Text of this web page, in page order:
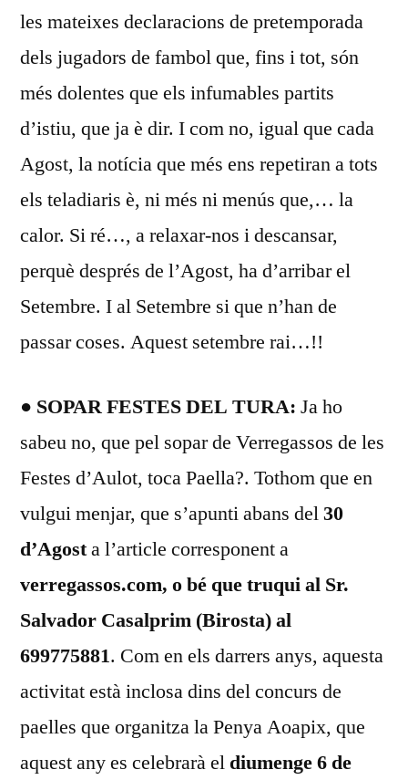
les mateixes declaracions de pretemporada
dels jugadors de fambol que, fins i tot, són
més dolentes que els infumables partits
d’istiu, que ja è dir. I com no, igual que cada
Agost, la notícia que més ens repetiran a tots
els teladiaris è, ni més ni menús que,… la
calor. Si ré…, a relaxar-nos i descansar,
perquè després de l’Agost, ha d’arribar el
Setembre. I al Setembre si que n’han de
passar coses. Aquest setembre rai…!!
● SOPAR FESTES DEL TURA: Ja ho
sabeu no, que pel sopar de Verregassos de les
Festes d’Aulot, toca Paella?. Tothom que en
vulgui menjar, que s’apunti abans del30
d’Agosta l’article corresponent a
verregassos.com, o bé que truqui al Sr.
Salvador Casalprim (Birosta) al
699775881. Com en els darrers anys, aquesta
activitat està inclosa dins del concurs de
paelles que organitza la Penya Aoapix, que
aquest any es celebrarà el diumenge 6 de